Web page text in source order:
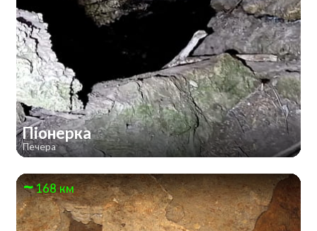
Піонерка
Печера
168 км